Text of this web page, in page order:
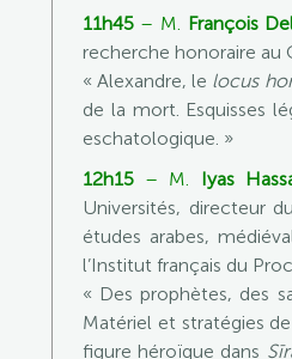
11h45– M. François
recherche honoraire au
« Alexandre, le locus
de la mort. Esquisses
eschatologique. »
12h15– M. Iyas
Universités, directeur
études arabes,
l’Institut français du
« Des prophètes, des
Matériel et stratégies
figure héroïque dans